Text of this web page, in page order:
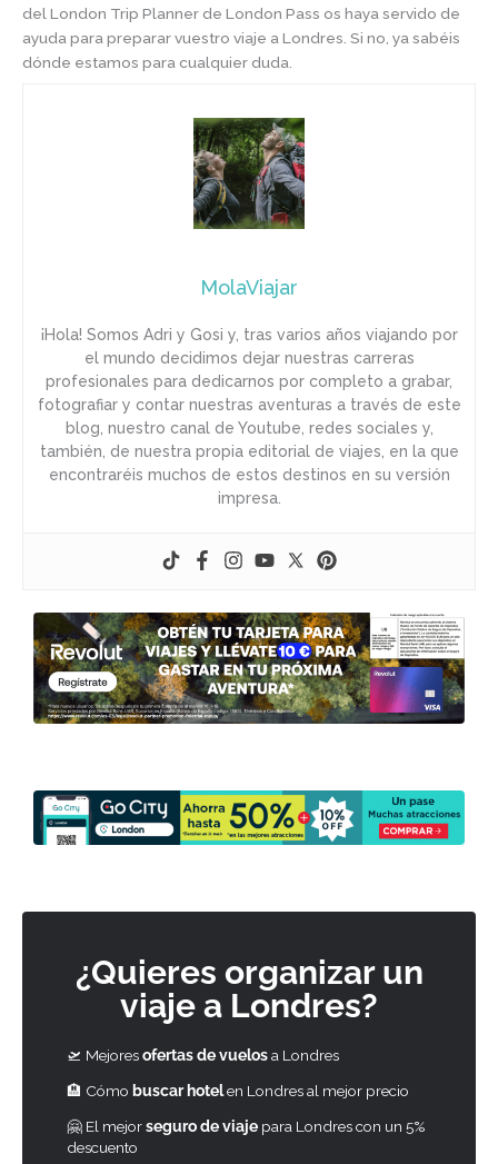
del London Trip Planner de London Pass os haya servido de
ayuda para preparar vuestro viaje a Londres. Si no, ya sabéis
dónde estamos para cualquier duda.
MolaViajar
¡Hola! Somos Adri y Gosi y, tras varios años viajando por
el mundo decidimos dejar nuestras carreras
profesionales para dedicarnos por completo a grabar,
fotografiar y contar nuestras aventuras a través de este
blog, nuestro canal de Youtube, redes sociales y,
también, de nuestra propia editorial de viajes, en la que
encontraréis muchos de estos destinos en su versión
impresa.
¿Quieres organizar un
viaje a Londres?
🛫 Mejoresofertas de vuelosa Londres
🏨 Cómo buscar hotelen Londres al mejor precio
🤗 El mejorseguro de viaje para Londres con un 5%
descuento